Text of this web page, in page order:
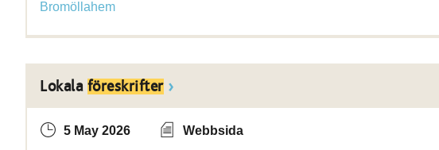
Bromöllahem
Lokala föreskrifter
5 May 2026 Webbsida